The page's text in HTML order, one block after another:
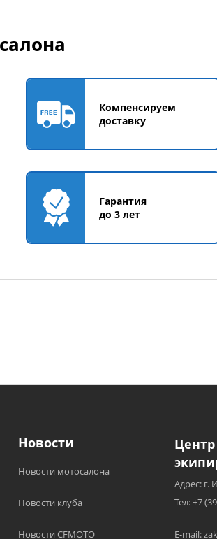
Красный Оранжевый
Серый Синий
Компенсируем
доставку
Гарантия
до 3 лет
Новости
Новости мотосалона
Новости клуба
Новости CFMOTO
Адрес: г.
Тел: +7
E-mail: